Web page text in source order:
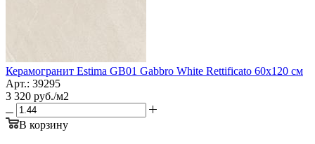
Керамогранит Estima GB01 Gabbro White Rettificato 60x120 см
Арт.: 39295
3 320 руб./м2
В корзину